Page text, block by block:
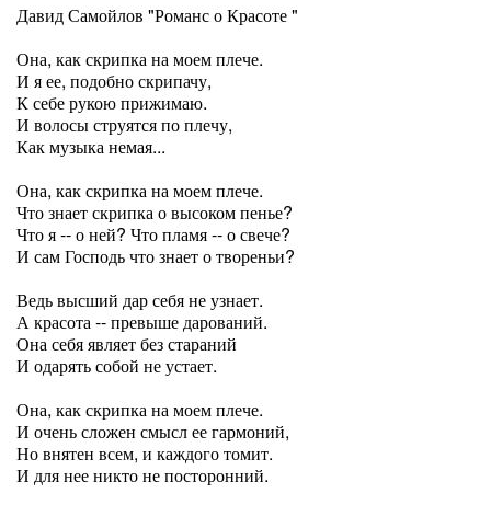
Давид Самойлов "Романс о Красоте "
Она, как скрипка на моем плече.
И я ее, подобно скрипачу,
К себе рукою прижимаю.
И волосы струятся по плечу,
Как музыка немая...
Она, как скрипка на моем плече.
Что знает скрипка о высоком пенье?
Что я -- о ней? Что пламя -- о свече?
И сам Господь что знает о твореньи?
Ведь высший дар себя не узнает.
А красота -- превыше дарований.
Она себя являет без стараний
И одарять собой не устает.
Она, как скрипка на моем плече.
И очень сложен смысл ее гармоний,
Но внятен всем, и каждого томит.
И для нее никто не посторонний.